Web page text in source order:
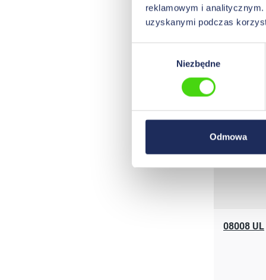
reklamowym i
uzyskanymi podczas
Niezbędne
Odmowa
09004 UL
08008 UL